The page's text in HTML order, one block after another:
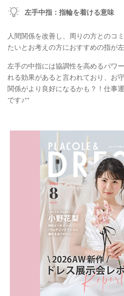
左手中指：指輪を着ける意味
人間関係を改善し、周りの方とのコ
たいとお考えの方におすすめの指が
左手の中指には協調性を高めるパワ
れる効果があると言われており、お
関係がより良好になるかも？！仕事
です♪⁺⁺